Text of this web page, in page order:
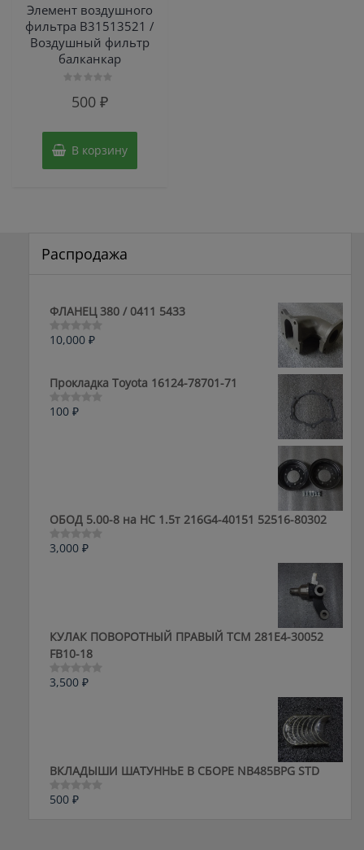
Элемент воздушного
фильтра В31513521 /
Воздушный фильтр
балканкар
500₽
В корзину
Распродажа
ФЛАНЕЦ 380 / 0411 5433
Оценка
5
10,000 ₽
Прокладка Toyota 16124-78701-71
Оценка
100 ₽
ОБОД 5.00-8 на HC 1.5т 216G4-40151 52516-80302
Оценка
3,000 ₽
КУЛАК ПОВОРОТНЫЙ ПРАВЫЙ ТСМ 281E4-30052
FB10-18
Оценка
3,500 ₽
ВКЛАДЫШИ ШАТУННЬЕ В СБОРЕ NB485BPG STD
Оценка
500 ₽